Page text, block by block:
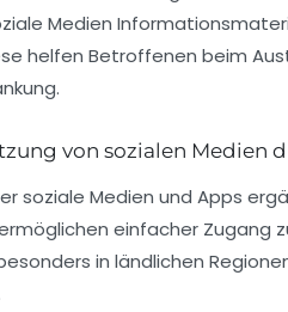
Medien
helfen Betroffenen beim
von sozialen Medien
soziale Medien und Apps
einfacher Zugang
in ländlichen